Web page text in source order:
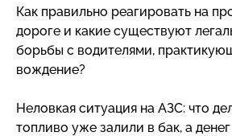
Как правильно реагировать на
дороге и какие существуют
борьбы с водителями,
вождение?
Неловкая ситуация на АЗС: что
топливо уже залили в бак, а